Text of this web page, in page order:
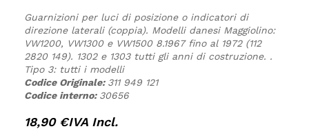
Guarnizioni per luci di posizione o indicatori di
direzione laterali (coppia). Modelli danesi Maggiolino:
VW1200, VW1300 e VW1500 8.1967 fino al 1972 (112
2820 149). 1302 e 1303 tutti gli anni di costruzione. .
Tipo 3: tutti i modelli
Codice Originale: 311 949 121
Codice interno: 30656
18,90 €IVA Incl.